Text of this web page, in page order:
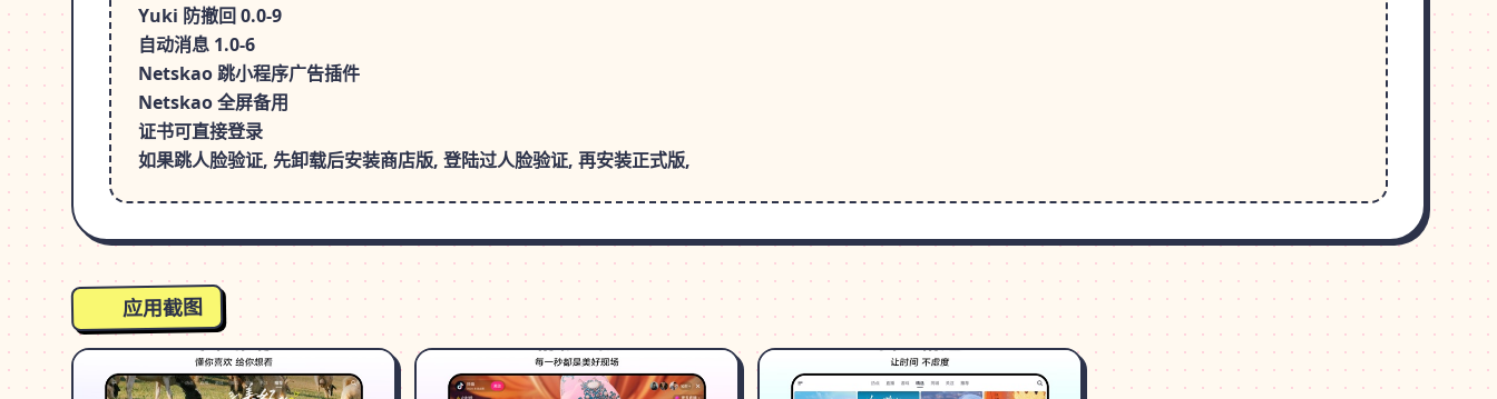
Yuki 防撤回 0.0-9
自动消息 1.0-6
Netskao 跳小程序广告插件
Netskao 全屏备用
证书可直接登录
如果跳人脸验证, 先卸载后安装商店版, 登陆过人脸验证, 再安装正式版,
应用截图